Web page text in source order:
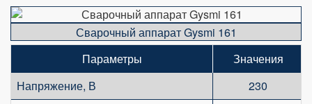
Сварочный аппарат Gysmi 161
Параметры
Значения
Напряжение, В
230